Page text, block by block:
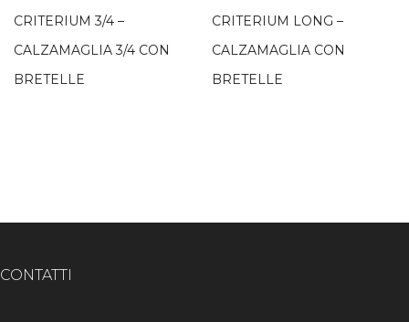
CRITERIUM 3/4 –
CALZAMAGLIA 3/4 CON
BRETELLE
CRITERIUM LONG –
CALZAMAGLIA CON
BRETELLE
CONTATTI